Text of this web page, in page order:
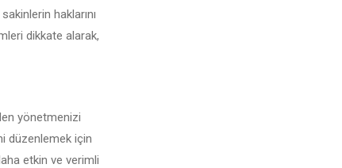
haklarını
dikkate alarak,
yönetmenizi
düzenlemek için
etkin ve verimli